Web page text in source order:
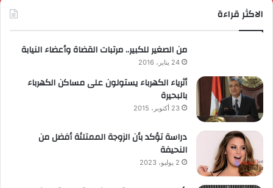
الاكثر قراءة
من الصغير للكبير.. مرتبات القضاة وأعضاء النيابة
24 يناير، 2016
أثرياء الكهرباء يستولون على مساكن الكهرباء
بالبحيرة
23 أكتوبر، 2015
دراسة تؤكد بأن الزوجة الممتلئة أفضل من
النحيفة
2 يوليو، 2023